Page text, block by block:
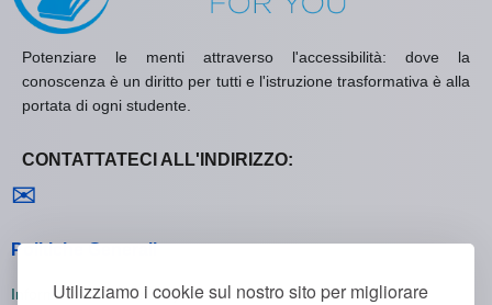
Utilizziamo i cookie sul nostro sito per migliorare
Potenziare le menti attraverso l'accessibilità: dove la
conoscenza è un diritto per tutti e l'istruzione trasformativa è alla
portata di ogni studente.
CONTATTATECI ALL'INDIRIZZO:
✉
Politiche Generali
Informativa sulla Privacy